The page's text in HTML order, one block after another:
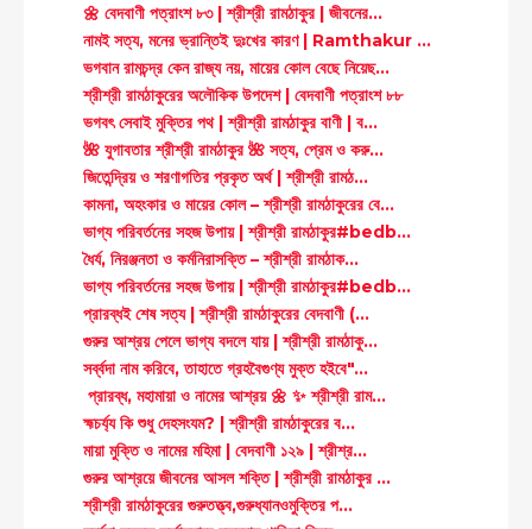
🌼 বেদবাণী পত্রাংশ ৮৩ | শ্রীশ্রী রামঠাকুর | জীবনের...
নামই সত্য, মনের ভ্রান্তিই দুঃখের কারণ | Ramthakur ...
ভগবান রামচন্দ্র কেন রাজ্য নয়, মায়ের কোল বেছে নিয়েছ...
শ্রীশ্রী রামঠাকুরের অলৌকিক উপদেশ | বেদবাণী পত্রাংশ ৮৮
ভগবৎ সেবাই মুক্তির পথ | শ্রীশ্রী রামঠাকুর বাণী | ব...
🌺 যুগাবতার শ্রীশ্রী রামঠাকুর 🌺 সত্য, প্রেম ও করু...
জিতেন্দ্রিয় ও শরণাগতির প্রকৃত অর্থ | শ্রীশ্রী রামঠ...
কামনা, অহংকার ও মায়ের কোল – শ্রীশ্রী রামঠাকুরের বে...
ভাগ্য পরিবর্তনের সহজ উপায় | শ্রীশ্রী রামঠাকুর#bedb...
ধৈর্য, নিরঞ্জনতা ও কর্মনিরাসক্তি – শ্রীশ্রী রামঠাক...
ভাগ্য পরিবর্তনের সহজ উপায় | শ্রীশ্রী রামঠাকুর#bedb...
প্রারব্ধই শেষ সত্য | শ্রীশ্রী রামঠাকুরের বেদবাণী (...
গুরুর আশ্রয় পেলে ভাগ্য বদলে যায় | শ্রীশ্রী রামঠাকু...
সর্ব্বদা নাম করিবে, তাহাতে গ্রহবৈগুণ্য মুক্ত হইবে"...
প্রারব্ধ, মহামায়া ও নামের আশ্রয় 🌼 ✨ শ্রীশ্রী রাম...
হ্মচর্য্য কি শুধু দেহসংযম? | শ্রীশ্রী রামঠাকুরের ব...
মায়া মুক্তি ও নামের মহিমা | বেদবাণী ১২৯ | শ্রীশ্র...
গুরুর আশ্রয়ে জীবনের আসল শক্তি | শ্রীশ্রী রামঠাকুর ...
শ্রীশ্রী রামঠাকুরের গুরুতত্ত্ব,গুরুধ্যানওমুক্তির প...